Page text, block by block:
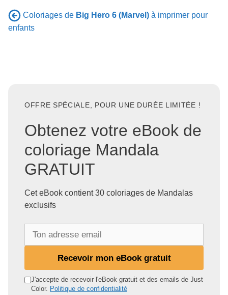
Coloriages de Big Hero 6 (Marvel) à imprimer pour
enfants
OFFRE SPÉCIALE, POUR UNE DURÉE LIMITÉE !
Obtenez votre eBook de
coloriage Mandala
GRATUIT
Cet eBook contient 30 coloriages de Mandalas
exclusifs
d
Recevoir mon eBook gratuit
J'accepte de recevoir l'eBook gratuit et des emails de Just
Color. Politique de confidentialité